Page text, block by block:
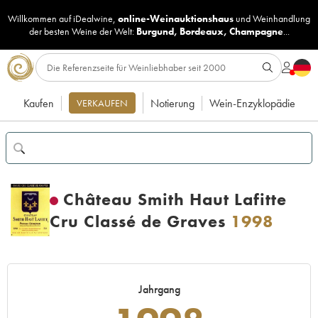
Willkommen auf iDealwine, online-Weinauktionshaus undWeinhandlung
der besten Weine der Welt: Burgund, Bordeaux, Champagne...
Kaufen VERKAUFEN Notierung Wein-Enzyklopädie
Château Smith Haut Lafitte
Cru Classé de Graves 1998
Jahrgang